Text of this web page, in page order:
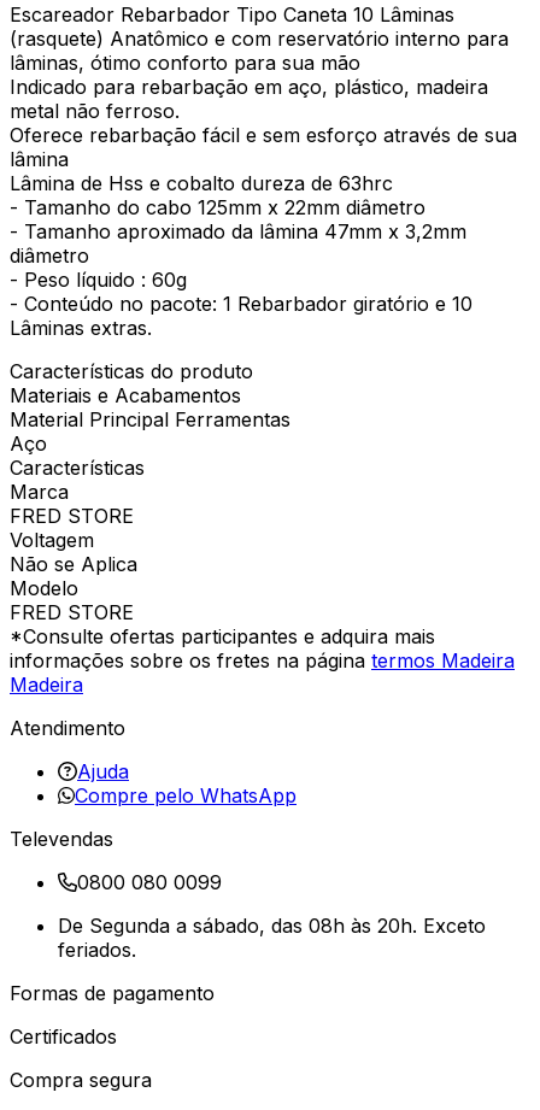
Escareador Rebarbador Tipo Caneta 10 Lâminas
(rasquete) Anatômico e com reservatório interno para
lâminas, ótimo conforto para sua mão
Indicado para rebarbação em aço, plástico, madeira
metal não ferroso.
Oferece rebarbação fácil e sem esforço através de sua
lâmina
Lâmina de Hss e cobalto dureza de 63hrc
- Tamanho do cabo 125mm x 22mm diâmetro
- Tamanho aproximado da lâmina 47mm x 3,2mm
diâmetro
- Peso líquido : 60g
- Conteúdo no pacote: 1 Rebarbador giratório e 10
Lâminas extras.
Características do produto
Materiais e Acabamentos
Material Principal Ferramentas
Aço
Características
Marca
FRED STORE
Voltagem
Não se Aplica
Modelo
FRED STORE
*Consulte ofertas participantes e adquira mais
informações sobre os fretes na página termos Madeira
Madeira
Atendimento
Ajuda
Compre pelo WhatsApp
Televendas
0800 080 0099
De Segunda a sábado, das 08h às 20h. Exceto
feriados.
Formas de pagamento
Certificados
Compra segura